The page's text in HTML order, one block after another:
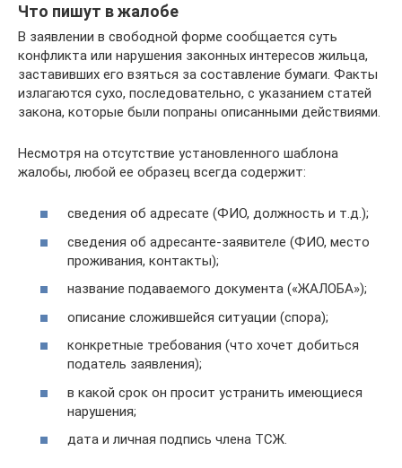
Что пишут в жалобе
В заявлении в свободной форме сообщается суть
конфликта или нарушения законных интересов жильца,
заставивших его взяться за составление бумаги. Факты
излагаются сухо, последовательно, с указанием статей
закона, которые были попраны описанными действиями.
Несмотря на отсутствие установленного шаблона
жалобы, любой ее образец всегда содержит:
сведения об адресате (ФИО, должность и т.д.);
сведения об адресанте-заявителе (ФИО, место
проживания, контакты);
название подаваемого документа («ЖАЛОБА»);
описание сложившейся ситуации (спора);
конкретные требования (что хочет добиться
податель заявления);
в какой срок он просит устранить имеющиеся
нарушения;
дата и личная подпись члена ТСЖ.